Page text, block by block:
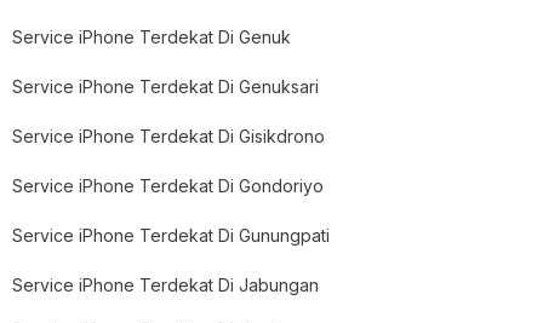
Service iPhone Terdekat Di Genuk
Service iPhone Terdekat Di Genuksari
Service iPhone Terdekat Di Gisikdrono
Service iPhone Terdekat Di Gondoriyo
Service iPhone Terdekat Di Gunungpati
Service iPhone Terdekat Di Jabungan